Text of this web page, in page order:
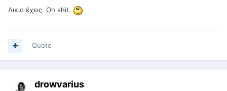
Δικιο έχεις. Oh shit.
Quote
drowvarius